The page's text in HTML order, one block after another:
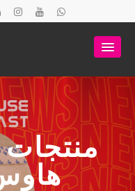
منتجات